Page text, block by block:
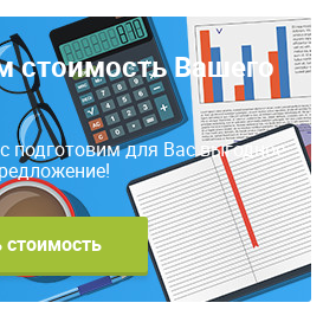
стоимость Вашего
подготовим для Вас выгодное
стоимость